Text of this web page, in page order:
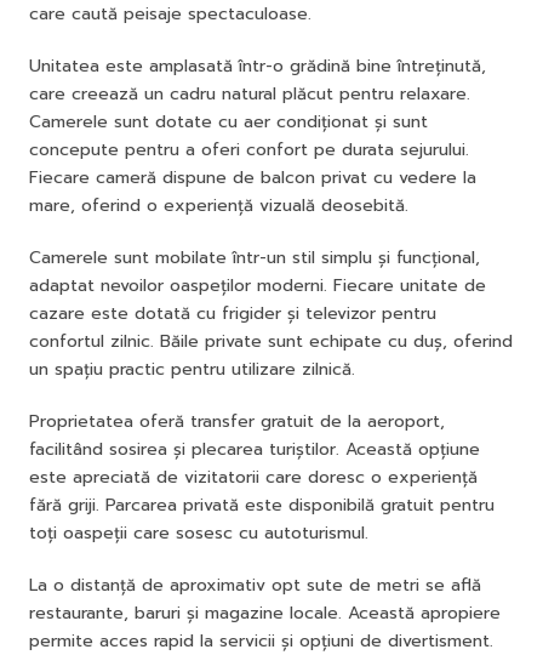
care caută peisaje spectaculoase.
Unitatea este amplasată într-o grădină bine întreținută,
care creează un cadru natural plăcut pentru relaxare.
Camerele sunt dotate cu aer condiționat și sunt
concepute pentru a oferi confort pe durata sejurului.
Fiecare cameră dispune de balcon privat cu vedere la
mare, oferind o experiență vizuală deosebită.
Camerele sunt mobilate într-un stil simplu și funcțional,
adaptat nevoilor oaspeților moderni. Fiecare unitate de
cazare este dotată cu frigider și televizor pentru
confortul zilnic. Băile private sunt echipate cu duș, oferind
un spațiu practic pentru utilizare zilnică.
Proprietatea oferă transfer gratuit de la aeroport,
facilitând sosirea și plecarea turiștilor. Această opțiune
este apreciată de vizitatorii care doresc o experiență
fără griji. Parcarea privată este disponibilă gratuit pentru
toți oaspeții care sosesc cu autoturismul.
La o distanță de aproximativ opt sute de metri se află
restaurante, baruri și magazine locale. Această apropiere
permite acces rapid la servicii și opțiuni de divertisment.